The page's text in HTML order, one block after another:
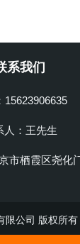
系我们
15623906635
人：王先生
市栖霞区尧化
限公司 版权所